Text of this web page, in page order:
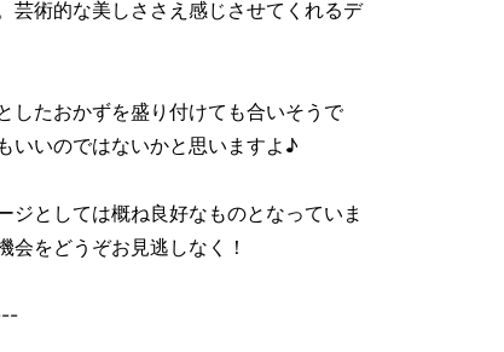
芸術的な美しささえ感じさせてくれるデ
したおかずを盛り付けても合いそうで
いいのではないかと思いますよ♪
ジとしては概ね良好なものとなっていま
会をどうぞお見逃しなく！